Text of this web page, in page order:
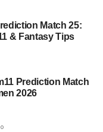
के लिए अपनी
Clarke और Mitchell
हो सकता है।
Match 25:
& Fantasy Tips
Prediction Match
2026